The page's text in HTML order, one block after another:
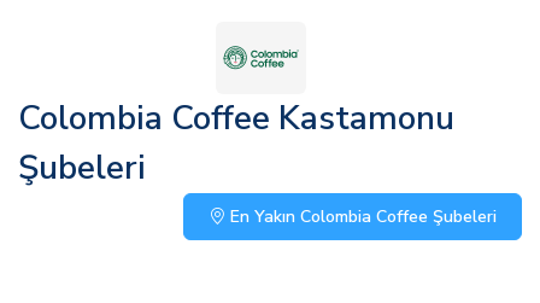
Colombia Coffee Kastamonu
Şubeleri
En Yakın Colombia Coffee Şubeleri